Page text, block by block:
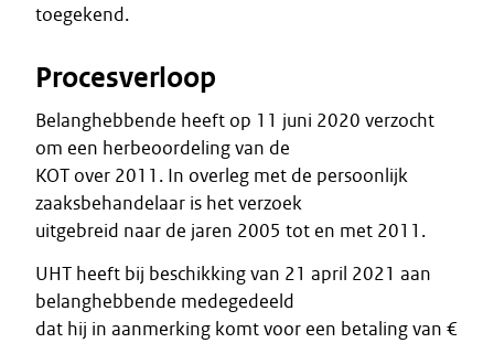
toegekend.
Procesverloop
Belanghebbende heeft op 11 juni 2020 verzocht
om een herbeoordeling van de
KOT over 2011. In overleg met de persoonlijk
zaaksbehandelaar is het verzoek
uitgebreid naar de jaren 2005 tot en met 2011.
UHT heeft bij beschikking van 21 april 2021 aan
belanghebbende medegedeeld
dat hij in aanmerking komt voor een betaling van €